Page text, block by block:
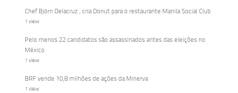
Chef Björn Delacruz , cria Donut para o restaurante Manila Social Club
1 view
Pelo menos 22 candidatos são assassinados antes das eleições no
México
1 view
BRF vende 10,8 milhões de ações da Minerva
1 view